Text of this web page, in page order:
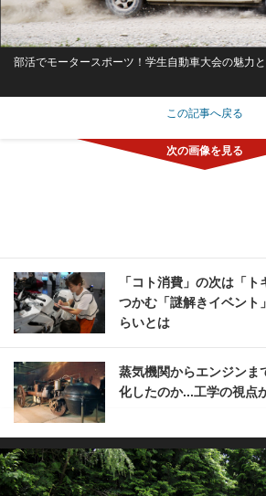
部活でモータースポーツ！学生自動車大会の魅力と
この記事へ戻る
「コト消費」の次は「
つかむ「謎解きイベント
らいとは
蒸気機関からエンジンま
化したのか...工学の視点